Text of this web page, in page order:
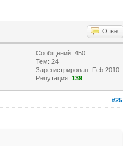
Ответ
Сообщений: 450
Тем: 24
Зарегистрирован: Feb 2010
Репутация:139
#25